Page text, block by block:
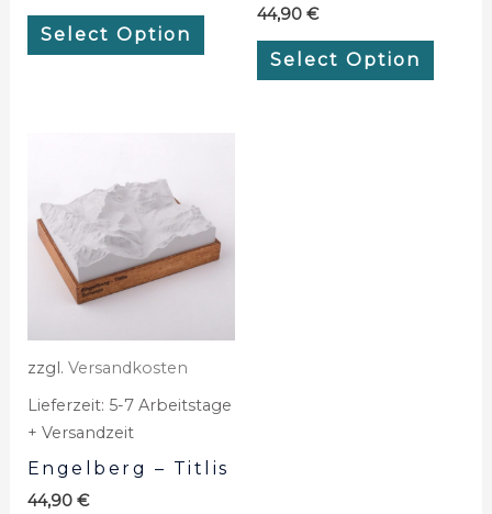
Select Option
44,90 €
Select Option
zzgl. Versandkosten
Lieferzeit: 5-7 Arbeitstage
+ Versandzeit
Engelberg – Titlis
44,90 €